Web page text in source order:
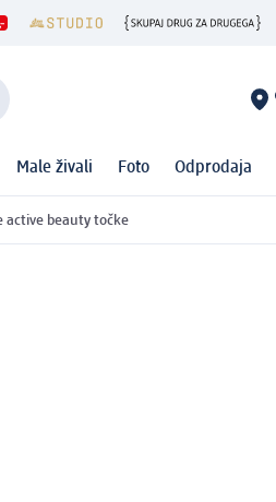
Male živali Foto Odprodaja
active beauty točke